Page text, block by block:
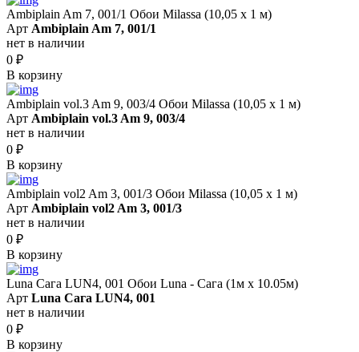
Ambiplain Am 7, 001/1 Обои Milassa (10,05 х 1 м)
Арт Ambiplain Am 7, 001/1
нет в наличии
0 ₽
В корзину
Ambiplain vol.3 Am 9, 003/4 Обои Milassa (10,05 х 1 м)
Арт Ambiplain vol.3 Am 9, 003/4
нет в наличии
0 ₽
В корзину
Ambiplain vol2 Am 3, 001/3 Обои Milassa (10,05 х 1 м)
Арт Ambiplain vol2 Am 3, 001/3
нет в наличии
0 ₽
В корзину
Luna Сага LUN4, 001 Обои Luna - Сага (1м х 10.05м)
Арт Luna Сага LUN4, 001
нет в наличии
0 ₽
В корзину